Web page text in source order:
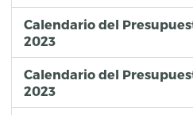
Calendario del
2023
Calendario del
2023